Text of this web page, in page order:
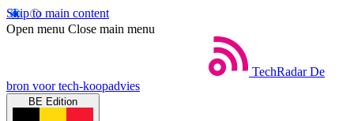
Skip to main content
Open menu Close main menu
TechRadar De
bron voor tech-koopadvies
BE Edition